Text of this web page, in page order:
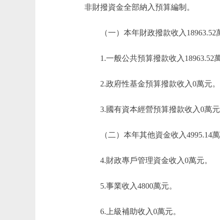
非財撥資金全部納入預算編制。
（一）本年財政撥款收入18963.52
1.一般公共預算撥款收入18963.52萬
2.政府性基金預算撥款收入0萬元。
3.國有資本經營預算撥款收入0萬元
（二）本年其他資金收入4995.14
4.財政專戶管理資金收入0萬元。
5.事業收入4800萬元。
6.上級補助收入0萬元。